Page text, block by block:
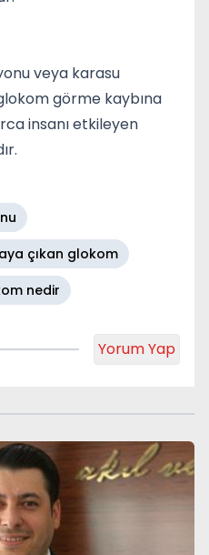
veya karasu
görme kaybına
insanı etkileyen
çıkan glokom
nedir
Yorum Yap